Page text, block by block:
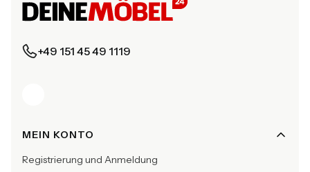
+49 151 45 49 1119
Fußzeilenmenü
MEIN KONTO
Registrierung und Anmeldung